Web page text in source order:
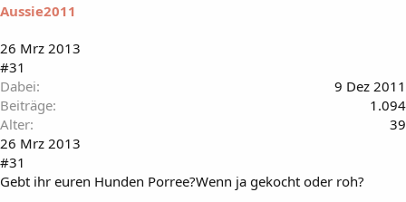
r
e
r
Aussie2011
26 Mrz 2013
#31
Dabei
9 Dez 2011
Beiträge
1.094
Alter
39
26 Mrz 2013
#31
Gebt ihr euren Hunden Porree?Wenn ja gekocht oder roh?